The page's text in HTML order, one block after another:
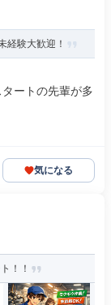
経験大歓迎！
ートの先輩が多
気になる
！！